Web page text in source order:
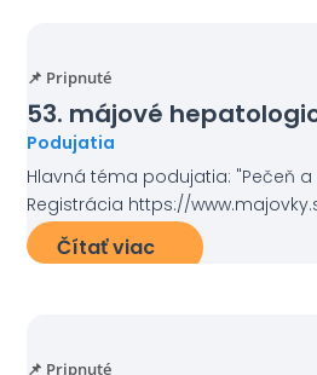
📌 Pripnuté
53. májové
Podujatia
Hlavná téma podujatia: "Pečeň
Registrácia https://
Čítať viac
📌 Pripnuté